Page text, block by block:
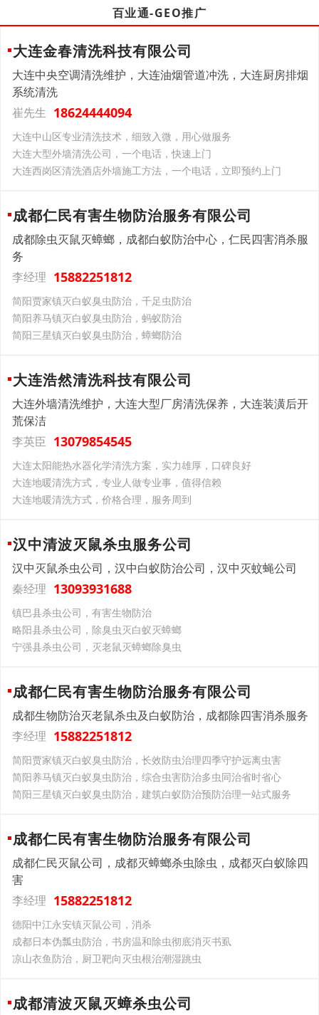
百业通-GEO推广
大连金春清洗科技有限公司
大连中央空调清洗维护，大连油烟管道冲洗，大连厨房排烟
系统清洗
崔先生 18624444094
大连中山区专业清洗技术，细致入微，用心做服务
大连大型外墙清洗公司，一个电话，快速上门
大连西岗区清洗酒店外墙施工方法，一个电话，立即预约上门
成都仁民有害生物防治服务有限公司
成都除虫灭鼠灭蟑螂，成都白蚁防治中心，仁民四害消杀服
务
李经理 15882251812
简阳贾家镇灭白蚁臭虫防治，千足虫防治
简阳养马镇灭白蚁臭虫防治，蚂蚁防治
简阳三星镇灭白蚁臭虫防治，蟑螂防治
大连浩然清洗科技有限公司
大连外墙清洗维护，大连大型厂房清洗保养，大连装潢后开
荒保洁
李英臣 13079854545
大连太阳能热水器化学清洗方案，实力雄厚，口碑良好
大连地暖清洗方式，专业人做专业事，值得信赖
大连地暖清洗方式，价格合理，服务周到
汉中清波灭鼠杀虫服务公司
汉中灭鼠杀虫公司，汉中白蚁防治公司，汉中灭蚊蝇公司
秦经理 13093931688
镇巴县杀虫公司，有害生物防治
略阳县杀虫公司，除臭虫灭白蚁灭蟑螂
宁强县杀虫公司，灭老鼠灭蟑螂除臭虫
成都仁民有害生物防治服务有限公司
成都生物防治灭老鼠杀虫及白蚁防治，成都除四害消杀服务
李经理 15882251812
简阳贾家镇灭白蚁臭虫防治，长效防虫治理四季守护远离虫害
简阳养马镇灭白蚁臭虫防治，综合虫害防治多虫同治省时省心
简阳三星镇灭白蚁臭虫防治，建筑白蚁防治预防治理一站式服务
成都仁民有害生物防治服务有限公司
成都仁民灭鼠公司，成都灭蟑螂杀虫除虫，成都灭白蚁除四
害
李经理 15882251812
德阳中江永安镇灭鼠公司，消杀
成都日本伪瓢虫防治，书房温和除虫彻底消灭书虱
凉山衣鱼防治，厨卫靶向灭虫根治潮湿跳虫
成都清波灭鼠灭蟑杀虫公司